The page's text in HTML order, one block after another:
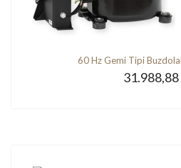
60 Hz Gemi Tipi